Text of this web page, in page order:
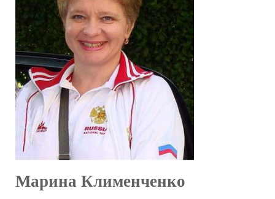
Марина Клименченко